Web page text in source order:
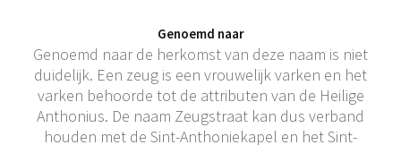
Genoemd naar
Genoemd naar de herkomst van deze naam is niet
duidelijk. Een zeug is een vrouwelijk varken en het
varken behoorde tot de attributen van de Heilige
Anthonius. De naam Zeugstraat kan dus verband
houden met de Sint-Anthoniekapel en het Sint-